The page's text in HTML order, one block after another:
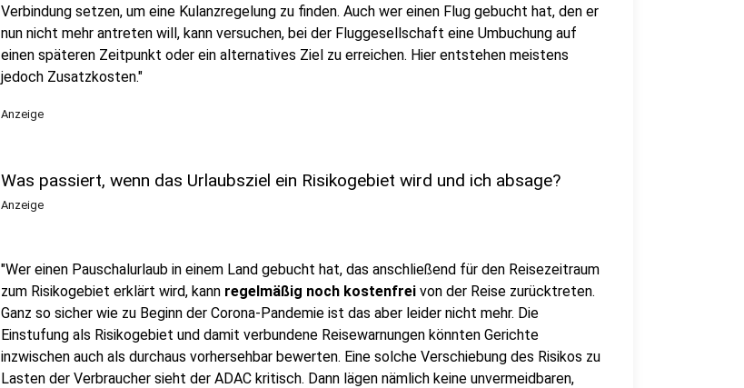
Verbindung setzen, um eine Kulanzregelung zu finden. Auch wer einen Flug gebucht hat, den er
nun nicht mehr antreten will, kann versuchen, bei der Fluggesellschaft eine Umbuchung auf
einen späteren Zeitpunkt oder ein alternatives Ziel zu erreichen. Hier entstehen meistens
jedoch Zusatzkosten."
Anzeige
Was passiert, wenn das Urlaubsziel ein Risikogebiet wird und ich absage?
Anzeige
"Wer einen Pauschalurlaub in einem Land gebucht hat, das anschließend für den Reisezeitraum
zum Risikogebiet erklärt wird, kann regelmäßig noch kostenfrei von der Reise zurücktreten.
Ganz so sicher wie zu Beginn der Corona-Pandemie ist das aber leider nicht mehr. Die
Einstufung als Risikogebiet und damit verbundene Reisewarnungen könnten Gerichte
inzwischen auch als durchaus vorhersehbar bewerten. Eine solche Verschiebung des Risikos zu
Lasten der Verbraucher sieht der ADAC kritisch. Dann lägen nämlich keine unvermeidbaren,